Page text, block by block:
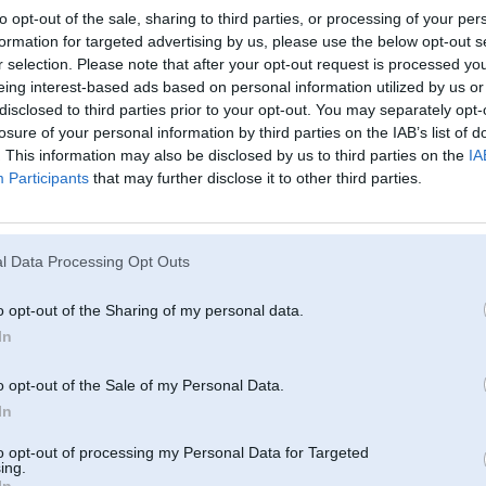
opt-out of the sale, sharing to third parties, or processing of your
for targeted advertising by us, please use the below opt-out
selection. Please note that after your opt-out request is processed
interest-based ads based on personal information utilized by us
to third parties prior to your opt-out. You may separately
of your personal information by third parties on the IAB’s list of
This information may also be disclosed by us to third parties on the
Participants that may further disclose it to other third parties.
Data Processing Opt Outs
opt-out of the Sharing of my personal data.
opt-out of the Sale of my Personal Data.
opt-out of processing my Personal Data for Targeted
1. Kāds ir piemērots fokusētāja noturēšanas griezes moments? Vai pietiek
2. Vai ir nepieciešams izvēlēties NEMA 17 ar pārnesumkārbu, vai
3. Vai pastāv būtiska atšķirība fokusēšanas precizitātē starp soļa leņķi 1,8°
4. Kā es varu samazināt vibrācijas un rezonanses ietekmi uz attēla kvalitāti,
5. Vai ir kādi īpaši ieteikumi attiecībā uz motora strāvu un siltuma izkliedi
darbība)?
Tu esi mēģinājis dzert alu?Tas ir tāds feins dzēriens,maķenīt rūgtens un